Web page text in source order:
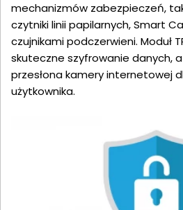
mechanizmów zabezpieczeń,
czytniki linii papilarnych, Smart
czujnikami podczerwieni. Moduł
skuteczne szyfrowanie danych,
przesłona kamery internetowej
użytkownika.